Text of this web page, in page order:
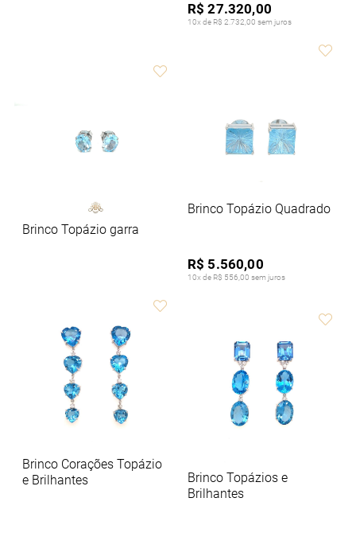
R$ 27.320,00
10x de R$ 2.732,00 sem juros
Brinco Topázio garra
Brinco Topázio Quadrado
R$ 5.560,00
10x de R$ 556,00 sem juros
Brinco Corações Topázio
e Brilhantes
Brinco Topázios e
Brilhantes